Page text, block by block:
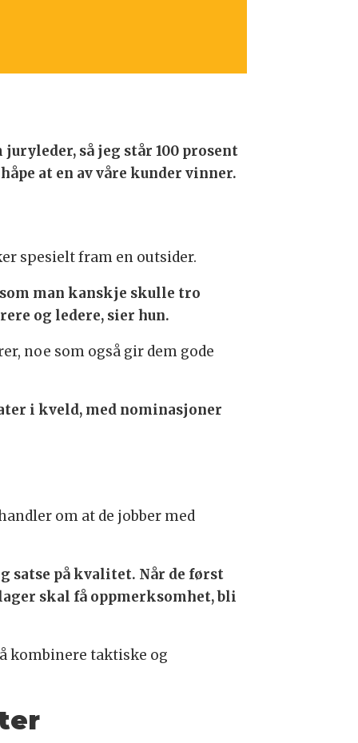
så jeg står 100 prosent
at en av våre kunder vinner.
spesielt fram en outsider.
man kanskje skulle tro
og ledere, sier hun.
noe som også gir dem gode
i kveld, med nominasjoner
om at de jobber med
satse på kvalitet. Når de først
skal få oppmerksomhet, bli
kombinere taktiske og